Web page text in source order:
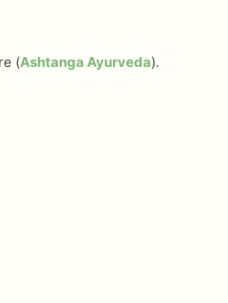
(Ashtanga Ayurveda).